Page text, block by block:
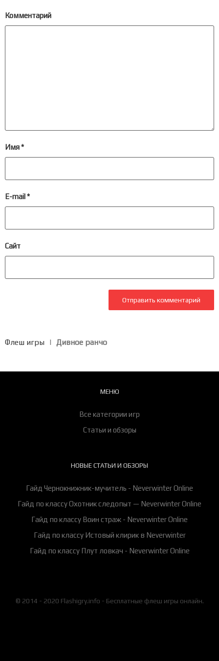
Комментарий
Имя*
E-mail*
Сайт
Флеш игры | Дивное ранчо
МЕНЮ
Все категории игр
Статьи и обзоры
НОВЫЕ СТАТЬИ И ОБЗОРЫ
Гайд Чернокнижник-мучитель - Neverwinter Online
Гайд по классу Охотник следопыт — Neverwinter Online
Гайд по классу Воин страж - Neverwinter Online
Гайд по классу Истовый клирик в Neverwinter
Гайд по классу Плут ловкач - Neverwinter Online
© 2014 - 2020 Flashigry.info - Бесплатные флеш игры онлайн.